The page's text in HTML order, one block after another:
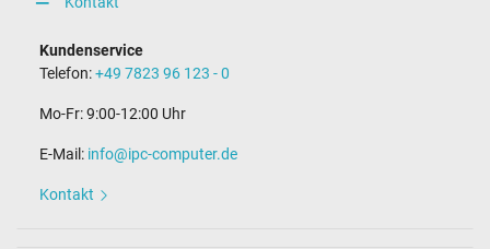
Kundenservice
Telefon:+49 7823 96 123 - 0
Mo-Fr: 9:00-12:00 Uhr
E-Mail: info@ipc-computer.de
Kontakt